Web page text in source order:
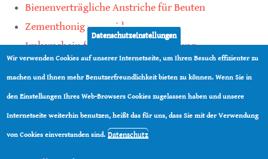
Bienenverträgliche Anstriche für Beuten
Zementhonig vermeiden
Imkerschein für Honigbienen-Haltung
Kauf von Mittelwänden ist Vertrauenssache
teilen
Datenschutzeinstellungen
Wir verwenden Cookies auf unserer Internetseite, um Ihren Besuch effizienter zu
machen und Ihnen mehr Benutzerfreundlichkeit bieten zu können. Wenn Sie in
den Einstellungen Ihres Web-Browsers Cookies zugelassen haben und unsere
Internetseite weiterhin benutzen, heißt das für uns, dass Sie mit der Verwendung
von Cookies einverstanden sind. Datenschutz